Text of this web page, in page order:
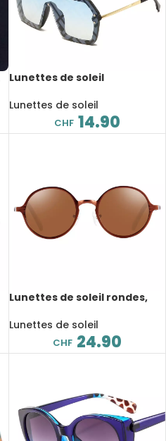
Lunettes de soleil
tendance, UV400
Lunettes de soleil
CHF 14.90
Lunettes de soleil rondes,
reflet, UV400, avec boite de
rangement
Lunettes de soleil
CHF 24.90